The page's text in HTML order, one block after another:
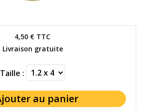
4,50 € TTC
Livraison gratuite
Taille :